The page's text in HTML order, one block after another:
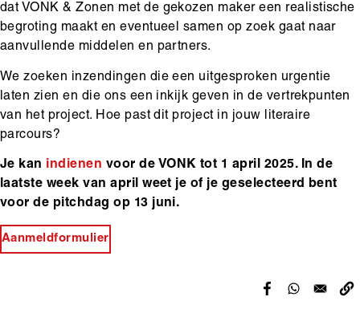
dat VONK & Zonen met de gekozen maker een realistische
begroting maakt en eventueel samen op zoek gaat naar
aanvullende middelen en partners.
We zoeken inzendingen die een uitgesproken urgentie
laten zien en die ons een inkijk geven in de vertrekpunten
van het project. Hoe past dit project in jouw literaire
parcours?
Je kan indienen voor de VONK tot 1 april 2025. In de
laatste week van april weet je of je geselecteerd bent
voor de pitchdag op 13 juni.
Aanmeldformulier